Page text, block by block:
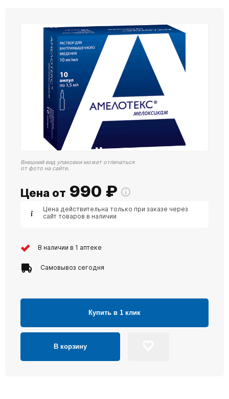
Внешний вид упаковки может отличаться
от фото на сайте.
Цена от 990 ₽
Цена действительна только при заказе через
сайт товаров в наличии
В наличии в 1 аптеке
Самовывоз сегодня
Купить в 1 клик
В корзину